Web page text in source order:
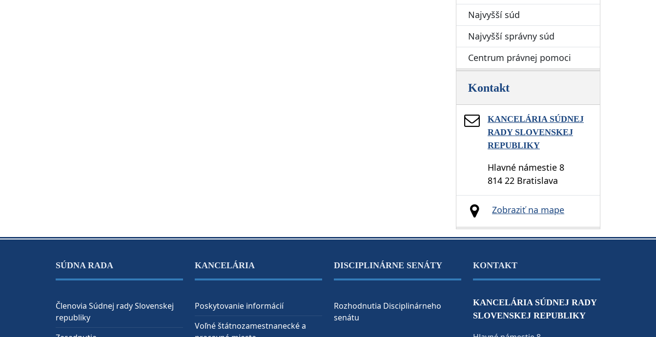
Najvyšší súd
Najvyšší správny súd
Centrum právnej pomoci
Kontakt
KANCELÁRIA SÚDNEJ
RADY SLOVENSKEJ
REPUBLIKY
Hlavné námestie 8
814 22 Bratislava
Zobraziť na mape
SÚDNA RADA
Členovia Súdnej rady Slovenskej
republiky
KANCELÁRIA
Poskytovanie informácií
Voľné štátnozamestnanecké a
DISCIPLINÁRNE SENÁTY
Rozhodnutia Disciplinárneho
senátu
KONTAKT
KANCELÁRIA SÚDNEJ RADY
SLOVENSKEJ REPUBLIKY